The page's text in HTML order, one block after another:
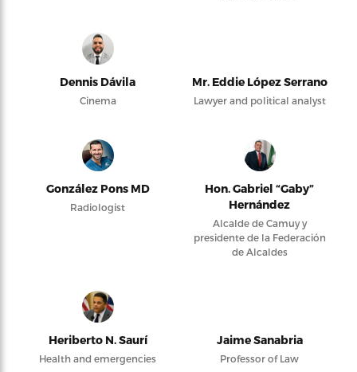
Dennis Dávila
Cinema
Mr. Eddie López Serrano
Lawyer and political analyst
González Pons MD
Radiologist
Hon. Gabriel “Gaby”
Hernández
Alcalde de Camuy y
presidente de la Federación
de Alcaldes
Heriberto N. Saurí
Health and emergencies
Jaime Sanabria
Professor of Law